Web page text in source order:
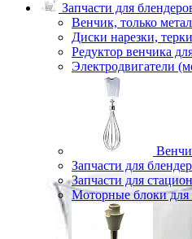
Запчасти для
Венчик, только
Диски нарезки,
Редуктор венчика
Электродвигатели
Запчасти для
Запчасти для
Моторные блоки